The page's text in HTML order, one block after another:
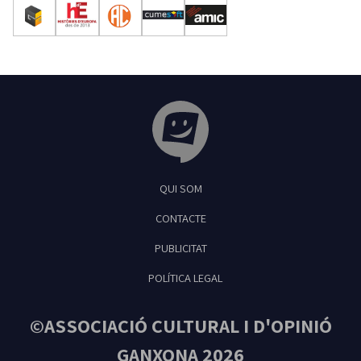
Feliu de Guíxols
QUI SOM
CONTACTE
PUBLICITAT
POLÍTICA LEGAL
©ASSOCIACIÓ CULTURAL I D'OPINIÓ
GANXONA 2026